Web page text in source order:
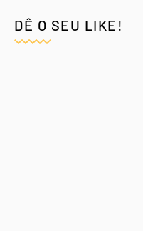
DÊ O SEU LIKE!